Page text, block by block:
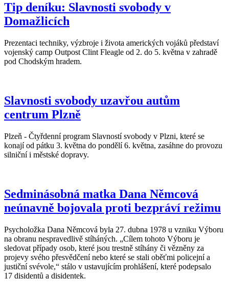
Tip deníku: Slavnosti svobody v
Domažlicích
Prezentaci techniky, výzbroje i života amerických vojáků představí
vojenský camp Outpost Clint Fleagle od 2. do 5. května v zahradě
pod Chodským hradem.
Slavnosti svobody uzavřou autům
centrum Plzně
Plzeň - Čtyřdenní program Slavností svobody v Plzni, které se
konají od pátku 3. května do pondělí 6. května, zasáhne do provozu
silniční i městské dopravy.
Sedminásobná matka Dana Němcová
neúnavně bojovala proti bezpráví režimu
Psycholožka Dana Němcová byla 27. dubna 1978 u vzniku Výboru
na obranu nespravedlivě stíháných. „Cílem tohoto Výboru je
sledovat případy osob, které jsou trestně stíhány či vězněny za
projevy svého přesvědčení nebo které se stali oběťmi policejní a
justiční svévole,“ stálo v ustavujícím prohlášení, které podepsalo
17 disidentů a disidentek.